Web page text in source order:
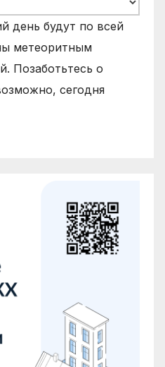
день будут по всей
метеоритным
Позаботьтесь о
сегодня